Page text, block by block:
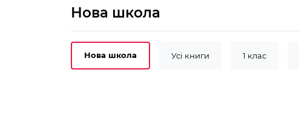
Нова школа
Усі книги 1 клас
Нова школа